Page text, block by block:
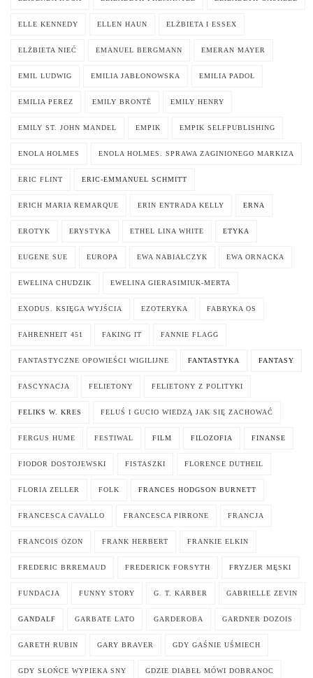
ELLE KENNEDY ELLEN HAUN ELŻBIETA I ESSEX
ELŻBIETA NIEĆ EMANUEL BERGMANN EMERAN MAYER
EMIL LUDWIG EMILIA JABŁONOWSKA EMILIA PADOŁ
EMILIA PEREZ EMILY BRONTË EMILY HENRY
EMILY ST. JOHN MANDEL EMPIK EMPIK SELFPUBLISHING
ENOLA HOLMES ENOLA HOLMES. SPRAWA ZAGINIONEGO MARKIZA
ERIC FLINT ERIC-EMMANUEL SCHMITT
ERICH MARIA REMARQUE ERIN ENTRADA KELLY ERNA
EROTYK ERYSTYKA ETHEL LINA WHITE ETYKA
EUGENE SUE EUROPA EWA NABIAŁCZYK EWA ORNACKA
EWELINA CHUDZIK EWELINA GIERASIMIUK-MERTA
EXODUS. KSIĘGA WYJŚCIA EZOTERYKA FABRYKA OS
FAHRENHEIT 451 FAKING IT FANNIE FLAGG
FANTASTYCZNE OPOWIEŚCI WIGILIJNE FANTASTYKA FANTASY
FASCYNACJA FELIETONY FELIETONY Z POLITYKI
FELIKS W. KRES FELUŚ I GUCIO WIEDZĄ JAK SIĘ ZACHOWAĆ
FERGUS HUME FESTIWAL FILM FILOZOFIA FINANSE
FIODOR DOSTOJEWSKI FISTASZKI FLORENCE DUTHEIL
FLORIA ZELLER FOLK FRANCES HODGSON BURNETT
FRANCESCA CAVALLO FRANCESCA PIRRONE FRANCJA
FRANCOIS OZON FRANK HERBERT FRANKIE ELKIN
FREDERIC BRREMAUD FREDERICK FORSYTH FRYZJER MĘSKI
FUNDACJA FUNNY STORY G. T. KARBER GABRIELLE ZEVIN
GANDALF GARBATE LATO GARDEROBA GARDNER DOZOIS
GARETH RUBIN GARY BRAVER GDY GAŚNIE UŚMIECH
GDY SŁOŃCE WYPIEKA SNY GDZIE DIABEŁ MÓWI DOBRANOC